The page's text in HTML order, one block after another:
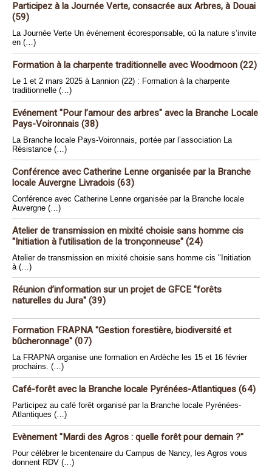
Participez à la Journée Verte, consacrée aux Arbres, à Douai
(59)
La Journée Verte Un événement écoresponsable, où la nature s’invite
en (…)
Formation à la charpente traditionnelle avec Woodmoon (22)
Le 1 et 2 mars 2025 à Lannion (22) : Formation à la charpente
traditionnelle (…)
Evénement "Pour l’amour des arbres" avec la Branche Locale
Pays-Voironnais (38)
La Branche locale Pays-Voironnais, portée par l’association La
Résistance (…)
Conférence avec Catherine Lenne organisée par la Branche
locale Auvergne Livradois (63)
Conférence avec Catherine Lenne organisée par la Branche locale
Auvergne (…)
Atelier de transmission en mixité choisie sans homme cis
"Initiation à l’utilisation de la tronçonneuse" (24)
Atelier de transmission en mixité choisie sans homme cis "Initiation
à (…)
Réunion d’information sur un projet de GFCE "forêts
naturelles du Jura" (39)
Formation FRAPNA "Gestion forestière, biodiversité et
bûcheronnage" (07)
La FRAPNA organise une formation en Ardèche les 15 et 16 février
prochains. (…)
Café-forêt avec la Branche locale Pyrénées-Atlantiques (64)
Participez au café forêt organisé par la Branche locale Pyrénées-
Atlantiques (…)
Evènement "Mardi des Agros : quelle forêt pour demain ?"
Pour célébrer le bicentenaire du Campus de Nancy, les Agros vous
donnent RDV (…)